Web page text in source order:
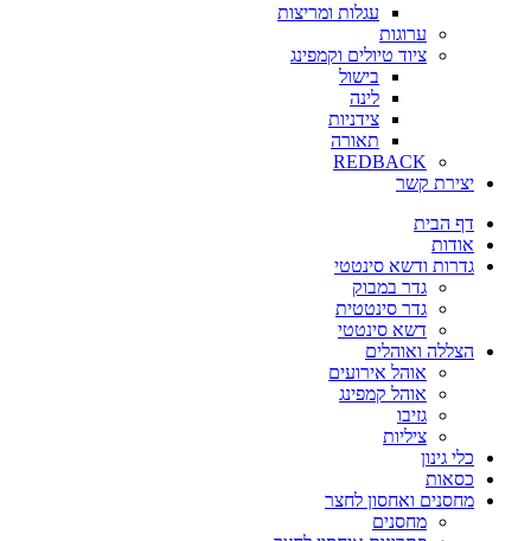
עגלות ומריצות
ערוגות
ציוד טיולים וקמפינג
בישול
לינה
צידניות
תאורה
REDBACK
יצירת קשר
דף הבית
אודות
גדרות ודשא סינטטי
גדר במבוק
גדר סינטטית
דשא סינטטי
הצללה ואוהלים
אוהל אירועים
אוהל קמפינג
גזיבו
ציליות
כלי גינון
כסאות
מחסנים ואחסון לחצר
מחסנים